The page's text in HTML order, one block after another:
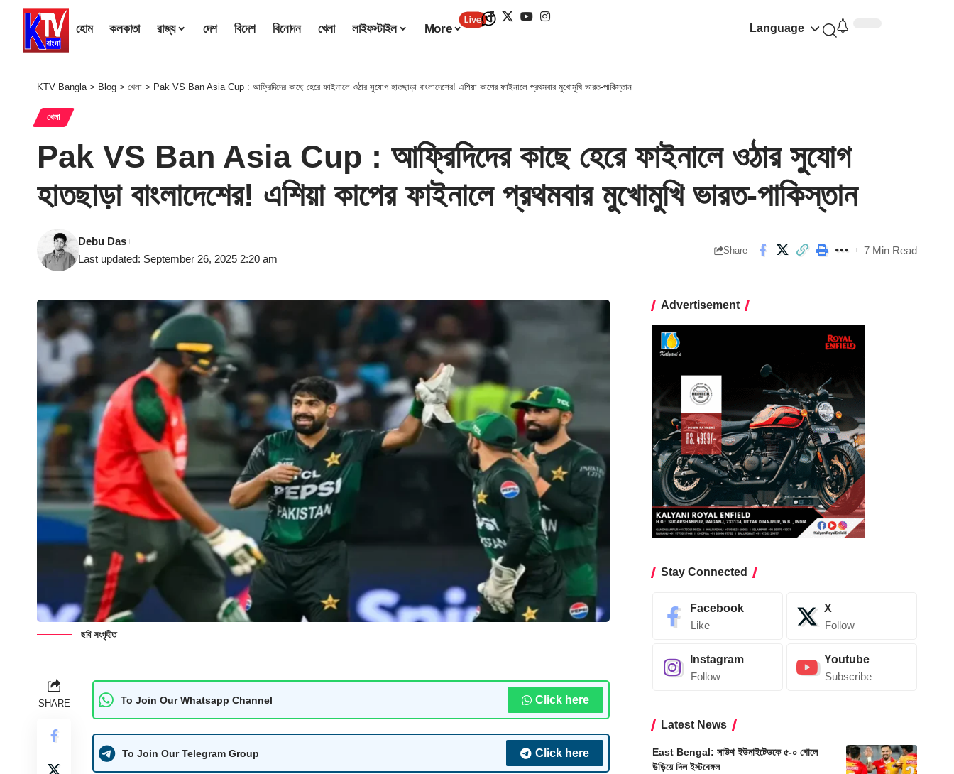
হোম কলকাতা রাজ্য দেশ বিদেশ বিনোদন খেলা লাইফস্টাইল More Language
KTV Bangla> Blog > খেলা > Pak VS Ban Asia Cup : আফ্রিদিদের কাছে হেরে ফাইনালে ওঠার সুযোগ হাতছাড়া বাংলাদেশের! এশিয়া কাপের ফাইনালে প্রথমবার মুখোমুখি ভারত-পাকিস্তান
খেলা
Pak VS Ban Asia Cup : আফ্রিদিদের কাছে হেরে ফাইনালে ওঠার সুযোগ
হাতছাড়া বাংলাদেশের! এশিয়া কাপের ফাইনালে প্রথমবার মুখোমুখি ভারত-পাকিস্তান
Last updated: September 26, 2025 2:20 am
Debu Das
Share 7 Min Read
ছবি সংগৃহীত
SHARE To Join Our Whatsapp Channel Click here
To Join Our Telegram Group Click here
Advertisement
Stay Connected
Facebook
Like
X
Follow
Instagram
Follow
Youtube
Subscribe
Latest News
East Bengal: সাউথ ইউনাইটেডকে ৫-০ গোলে
উড়িয়ে দিল ইস্টবেঙ্গল